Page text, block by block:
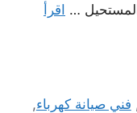
… اقرأ
فني صيانة كهرباء,